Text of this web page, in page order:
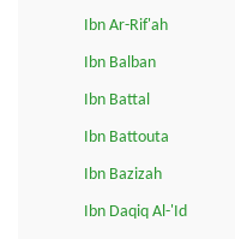
Ibn Ar-Rif'ah
Ibn Balban
Ibn Battal
Ibn Battouta
Ibn Bazizah
Ibn Daqiq Al-'Id